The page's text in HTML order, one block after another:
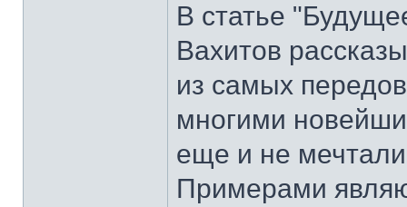
В статье
Вахитов
из самых
многими
еще и не
Примерами